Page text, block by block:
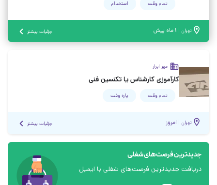
تمام وقت استخدام
تهران | ۱ ماه پیش جزئیات بیشتر
مهر ابرار
کارآموزی کارشناس یا تکنسین فنی
تمام وقت پاره وقت
تهران | امروز جزئیات بیشتر
جدیدترین فرصت‌های شغلی
دریافت جدیدترین فرصت‌های شغلی با ایمیل